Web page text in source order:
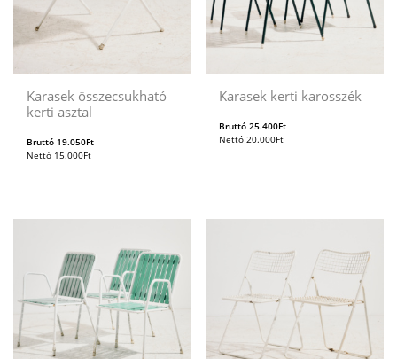
Karasek összecsukható
kerti asztal
Bruttó 19.050Ft
Nettó 15.000Ft
Karasek kerti karosszék
Bruttó25.400Ft
Nettó20.000Ft